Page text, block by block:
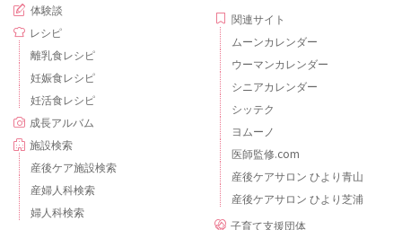
体験談
レシピ
離乳食レシピ
妊娠食レシピ
妊活食レシピ
成長アルバム
施設検索
産後ケア施設検索
産婦人科検索
婦人科検索
関連サイト
ムーンカレンダー
ウーマンカレンダー
シニアカレンダー
シッテク
ヨムーノ
医師監修.com
産後ケアサロン ひより青山
産後ケアサロン ひより芝浦
子育て支援団体